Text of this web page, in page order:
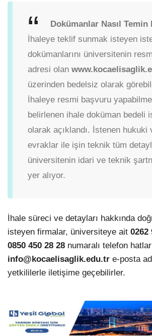
Dokümanlar Nasıl Temin
İhaleye teklif sunmak isteyen
dokümanlarını üniversitenin
adresi olan
üzerinden bedelsiz olarak
İhaleye resmi başvuru
belirlenen ihale doküman bedeli
olarak açıklandı. İstenen hukuki
evraklar ile işin teknik tüm
üniversitenin idari ve teknik
yer alıyor.
İhale süreci ve detayları hakkında
isteyen firmalar, üniversiteye ait 0262
0850 450 28 28 numaralı telefon
info@kocaelisaglik.edu.tr e-posta
yetkililerle iletişime geçebilirler.